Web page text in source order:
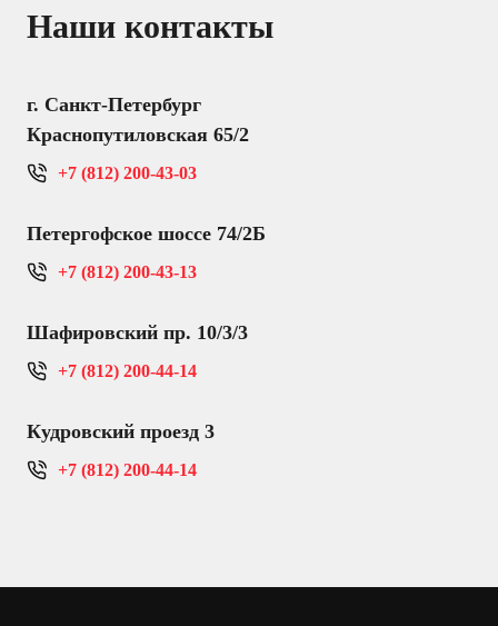
Наши контакты
г. Санкт-Петербург
Краснопутиловская 65/2
+7 (812) 200-43-03
Петергофское шоссе 74/2Б
+7 (812) 200-43-13
Шафировский пр. 10/3/3
+7 (812) 200-44-14
Кудровский проезд 3
+7 (812) 200-44-14